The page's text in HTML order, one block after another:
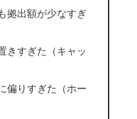
拠出額が少なすぎ
きすぎた（キャッ
偏りすぎた（ホー